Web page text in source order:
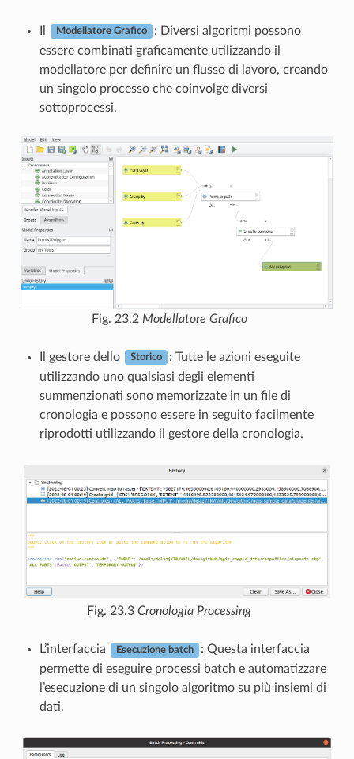
Modellatore Grafico
: Diversi algoritmi possono
essere combinati graficamente utilizzando il
modellatore per definire un flusso di lavoro, creando
un singolo processo che coinvolge diversi
sottoprocessi.
Fig. 23.2 Modellatore Grafico
Il gestore dello Storico
: Tutte le azioni eseguite
utilizzando uno qualsiasi degli elementi
summenzionati sono memorizzate in un file di
cronologia e possono essere in seguito facilmente
riprodotti utilizzando il gestore della cronologia.
Fig. 23.3 Cronologia Processing
L’interfaccia Esecuzione batch
: Questa interfaccia
permette di eseguire processi batch e automatizzare
l’esecuzione di un singolo algoritmo su più insiemi di
dati.